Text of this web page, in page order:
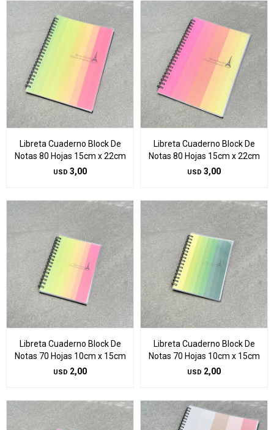
Libreta Cuaderno Block De
Notas 80 Hojas 15cm x 22cm
USD 3,00
Libreta Cuaderno Block De
Notas 80 Hojas 15cm x 22cm
USD 3,00
Libreta Cuaderno Block De
Notas 70 Hojas 10cm x 15cm
USD 2,00
Libreta Cuaderno Block De
Notas 70 Hojas 10cm x 15cm
USD 2,00